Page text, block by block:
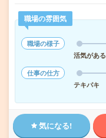
職場の雰囲気
職場の様子
活気がある
仕事の仕方
テキパキ
気になる!